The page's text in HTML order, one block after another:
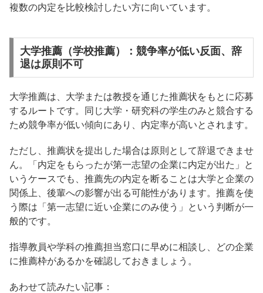
複数の内定を比較検討したい方に向いています。
大学推薦（学校推薦）：競争率が低い反面、辞
退は原則不可
大学推薦は、大学または教授を通じた推薦状をもとに応募
するルートです。同じ大学・研究科の学生のみと競合する
ため競争率が低い傾向にあり、内定率が高いとされます。
ただし、推薦状を提出した場合は原則として辞退できませ
ん。「内定をもらったが第一志望の企業に内定が出た」と
いうケースでも、推薦先の内定を断ることは大学と企業の
関係上、後輩への影響が出る可能性があります。推薦を使
う際は「第一志望に近い企業にのみ使う」という判断が一
般的です。
指導教員や学科の推薦担当窓口に早めに相談し、どの企業
に推薦枠があるかを確認しておきましょう。
あわせて読みたい記事：